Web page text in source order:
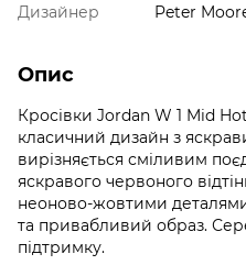
Дизайнер
Peter
Опис
Кросівки Jordan W 1 Mid
класичний дизайн з
вирізняється сміливим
яскравого червоного
неоново-жовтими
та привабливий образ.
підтримку.